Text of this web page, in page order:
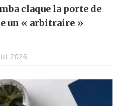
claque la porte de
un « arbitraire »
2026